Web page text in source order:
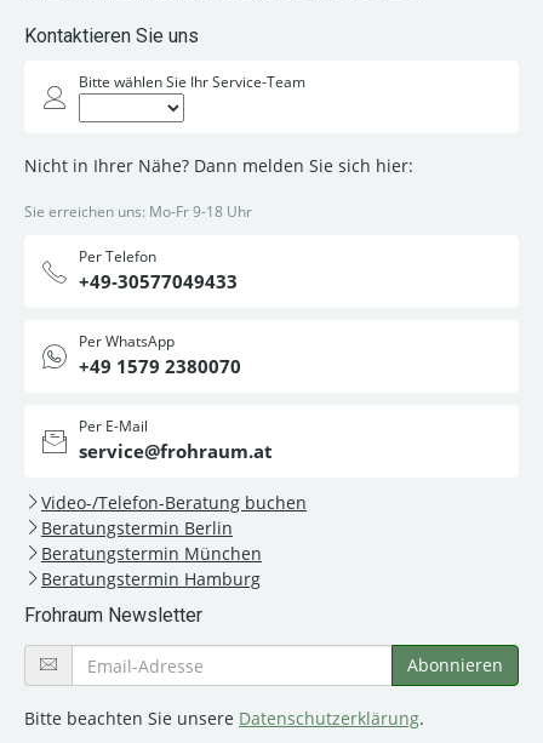
Kontaktieren Sie uns
Bitte wählen Sie Ihr Service-Team
Nicht in Ihrer Nähe? Dann melden Sie sich hier:
Sie erreichen uns: Mo-Fr 9-18 Uhr
Per Telefon
+49-30577049433
Per WhatsApp
+49 1579 2380070
Per E-Mail
service@frohraum.at
Video-/Telefon-Beratung buchen
Beratungstermin Berlin
Beratungstermin München
Beratungstermin Hamburg
Frohraum Newsletter
Bitte beachten Sie unsere Datenschutzerklärung.